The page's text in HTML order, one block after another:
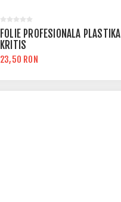
FOLIE PROFESIONALA PLASTIKA
KRITIS
23,50 RON